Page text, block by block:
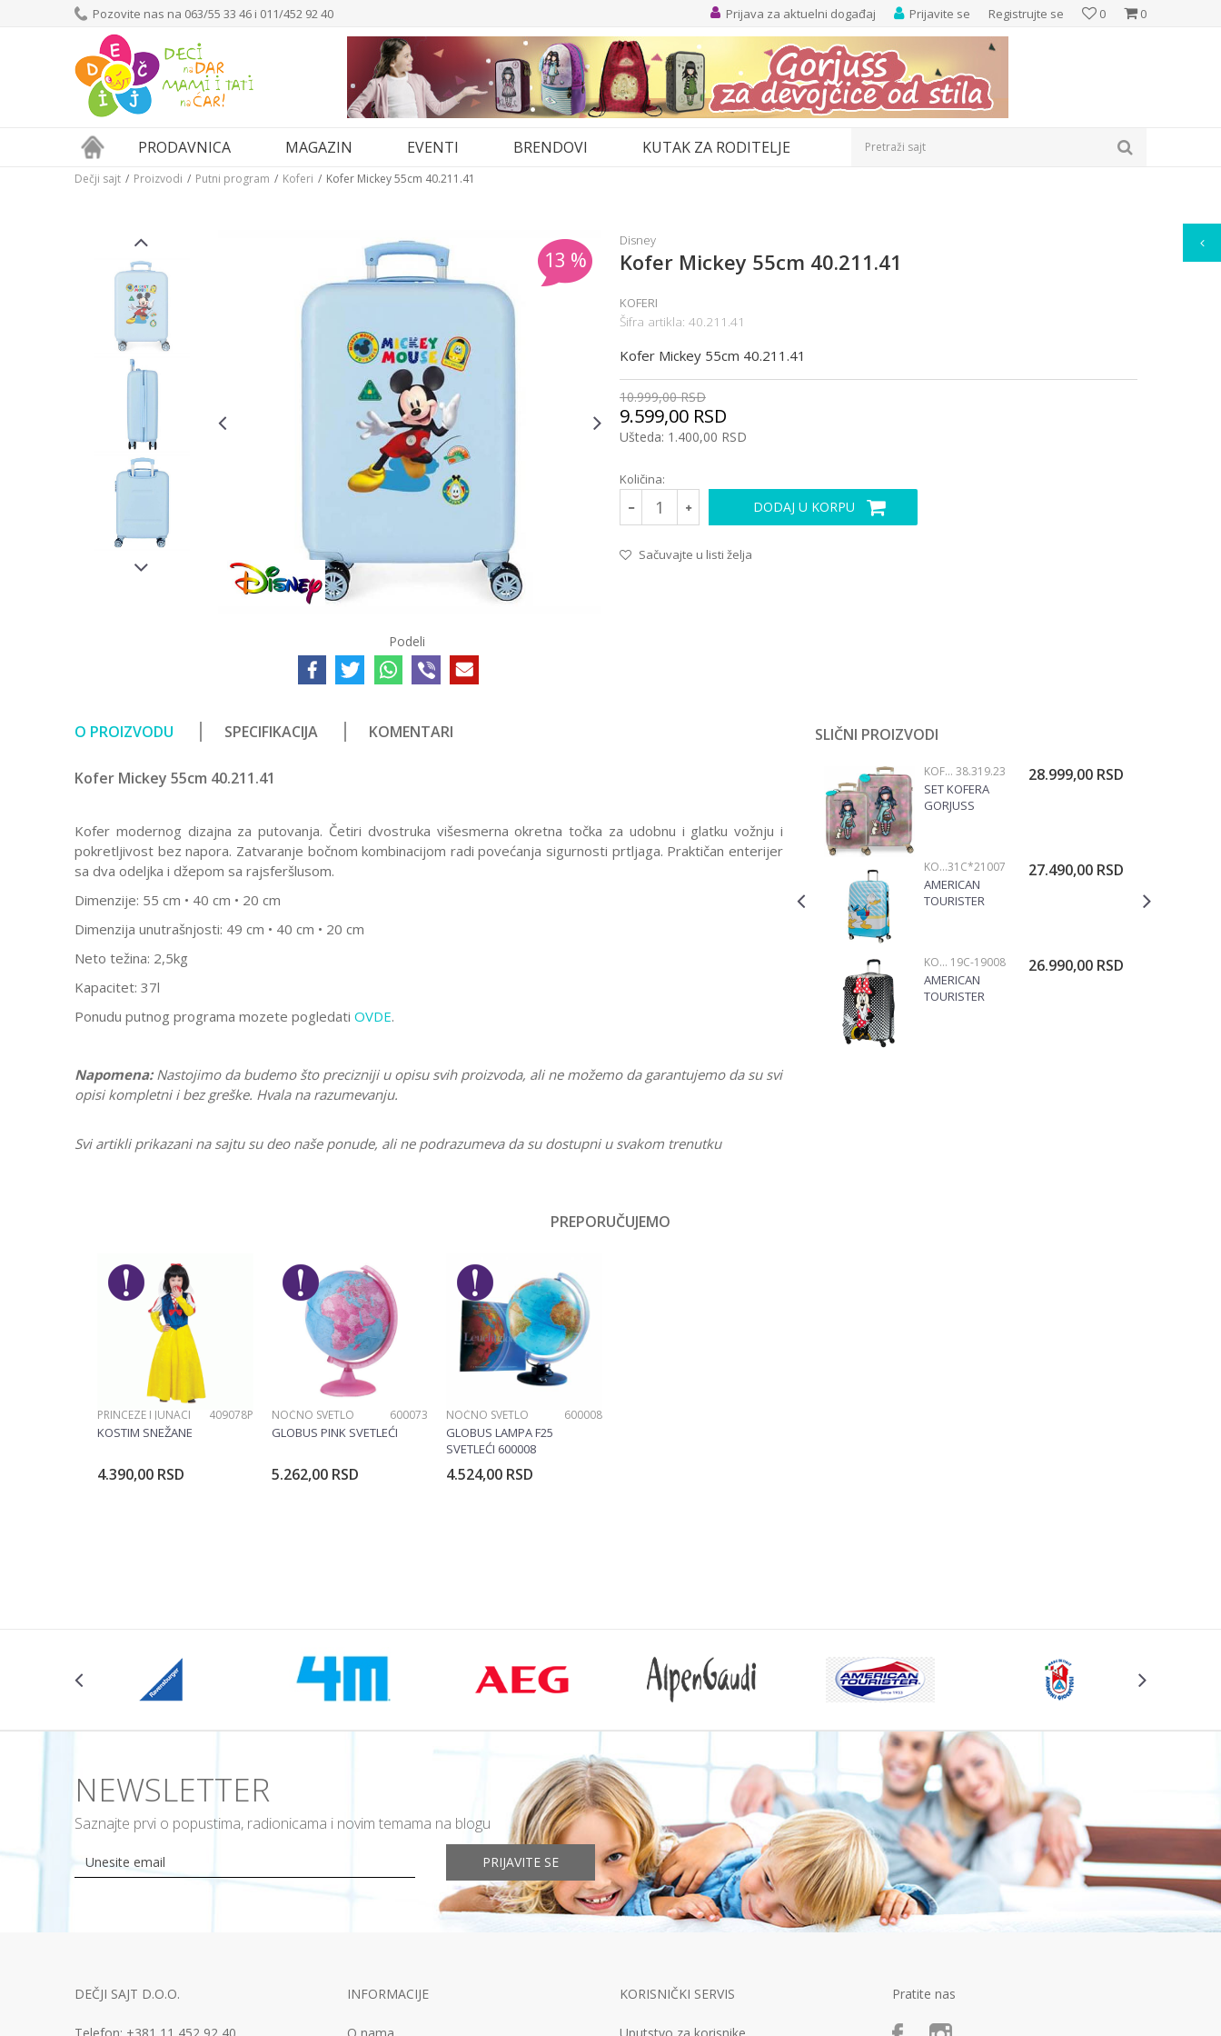
Pozovite nas na 063/55 33 46 i 011/452 92 40 0
0
Prijavite se Registrujte se
Prijava za aktuelni događaj
PRODAVNICA MAGAZIN EVENTI BRENDOVI KUTAK ZA RODITELJE Pretraži sajt
Dečji sajt Proizvodi Putni program Koferi Kofer Mickey 55cm 40.211.41
13 %
Podeli
Disney
Kofer Mickey 55cm 40.211.41
KOFERI
Šifra artikla: 40.211.41
Kofer Mickey 55cm 40.211.41
10.999,00 RSD
9.599,00 RSD
Ušteda: 1.400,00 RSD
Količina:
DODAJ U KORPU
Sačuvajte u listi želja
O PROIZVODU SPECIFIKACIJA KOMENTARI
Kofer Mickey 55cm 40.211.41
Kofer modernog dizajna za putovanja. Četiri dvostruka višesmerna okretna točka za udobnu i glatku vožnju i
pokretljivost bez napora. Zatvaranje bočnom kombinacijom radi povećanja sigurnosti prtljaga. Praktičan enterijer
sa dva odeljka i džepom sa rajsferšlusom.
Dimenzije: 55 cm • 40 cm • 20 cm
Dimenzija unutrašnjosti: 49 cm • 40 cm • 20 cm
Neto težina: 2,5kg
Kapacitet: 37l
Ponudu putnog programa mozete pogledati OVDE.
Napomena:Nastojimo da budemo što precizniji u opisu svih proizvoda, ali ne možemo da garantujemo da su svi
opisi kompletni i bez greške. Hvala na razumevanju.
Svi artikli prikazani na sajtu su deo naše ponude, ali ne podrazumeva da su dostupni u svakom trenutku
Brend
Poruka
POŠALJI
SLIČNI PROIZVODI
DONALD BLUE
KISS
KOFERI 38.319.23
SET KOFERA
GORJUSS
28.999,00 RSD
KOFERI31C*21007
AMERICAN
TOURISTER
31C*21007
27.490,00 RSD
KOFERI 19C-19008
AMERICAN
TOURISTER
26.990,00 RSD
PREPORUČUJEMO
PRINCEZE I JUNACI 409078P
KOSTIM SNEŽANE
4.390,00 RSD
NOĆNO SVETLO 600073
GLOBUS PINK SVETLEĆI
5.262,00 RSD
NOĆNO SVETLO 600008
GLOBUS LAMPA F25
SVETLEĆI 600008
4.524,00 RSD
NEWSLETTER
Saznajte prvi o popustima, radionicama i novim temama na blogu
PRIJAVITE SE
DEČJI SAJT D.O.O. INFORMACIJE KORISNIČKI SERVIS Pratite nas